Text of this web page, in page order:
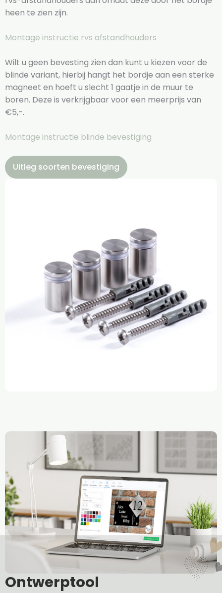
heen te zien zijn.
Montage instructie rvs afstandhouders
Wilt u geen bevesting zien dan kunt u kiezen voor de
blinde variant, hierbij hangt het bordje aan een sterke
magneet en hoeft u slecht 1 gaatje in de muur te
boren. Deze is verkrijgbaar voor een meerprijs van
€5,-.
Montage instructie blinde bevestiging
Uitleg soorten bevestiging
Ontwerptool